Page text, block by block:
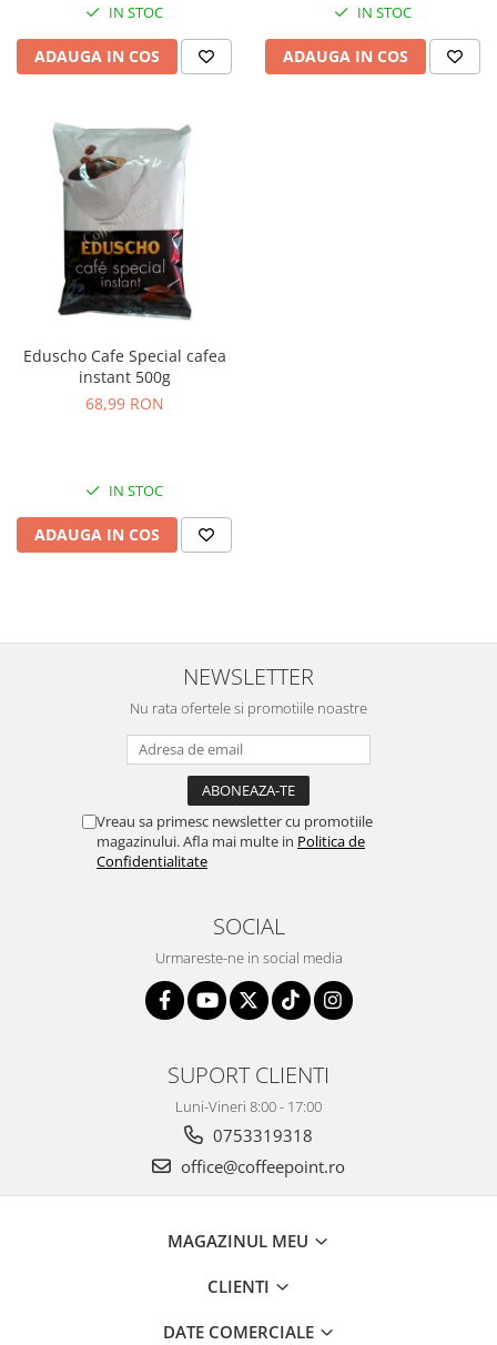
IN STOC
ADAUGA IN COS
IN STOC
ADAUGA IN COS
Eduscho Cafe Special cafea
instant 500g
68,99 RON
IN STOC
ADAUGA IN COS
NEWSLETTER
Nu rata ofertele si promotiile noastre
Vreau sa primesc newsletter cu promotiile
magazinului. Afla mai multe in Politica de
Confidentialitate
SOCIAL
Urmareste-ne in social media
SUPORT CLIENTI
Luni-Vineri 8:00 - 17:00
0753319318
office@coffeepoint.ro
MAGAZINUL MEU
CLIENTI
DATE COMERCIALE